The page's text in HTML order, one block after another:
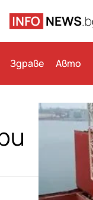
Здраве Авто